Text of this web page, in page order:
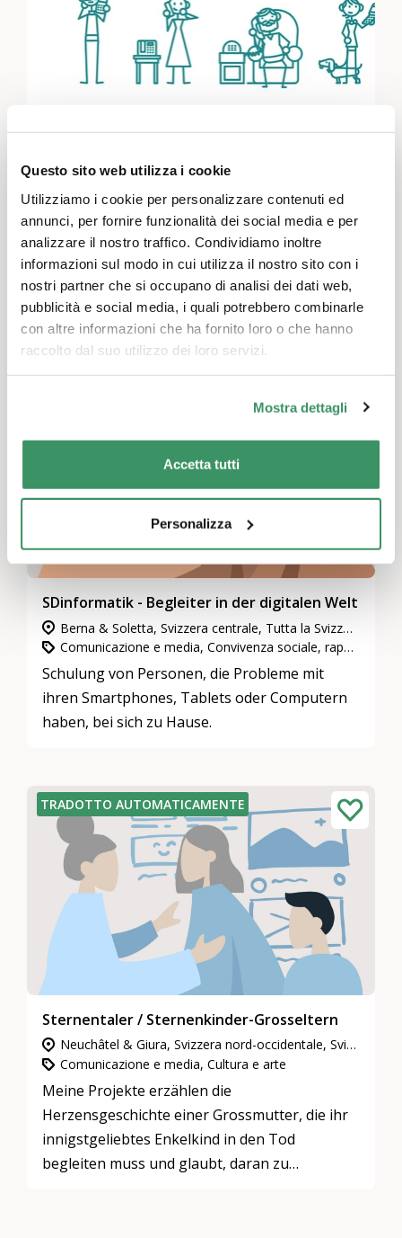
Questo sito web utilizza i cookie
Utilizziamo i cookie per personalizzare contenuti ed
annunci, per fornire funzionalità dei social media e per
analizzare il nostro traffico. Condividiamo inoltre
informazioni sul modo in cui utilizza il nostro sito con i
nostri partner che si occupano di analisi dei dati web,
pubblicità e social media, i quali potrebbero combinarle
con altre informazioni che ha fornito loro o che hanno
raccolto dal suo utilizzo dei loro servizi.
Mostra dettagli
Accetta tutti
Personalizza
Telefonkette
Viele ältere Menschen können ihren normalen
sozialen Kontakten nicht mehr nachgehen.
Helfen Sie mit und organisieren Sie eine
Telefonkette!
SDinformatik - Begleiter in der digitalen Welt
Berna & Soletta, Svizzera centrale, Tutta la Svizzera, Zurigo, Ginevra, Vallese, Grigioni, Neuchâtel & Giura, Svizzera nord-occidentale, Svizzera orientale, Ticino, Estero, Vaud & Friburgo
Comunicazione e media, Convivenza sociale, rapporti di vicinato e di quartiere, Impegno in attività di utilità pubblica
Schulung von Personen, die Probleme mit
ihren Smartphones, Tablets oder Computern
haben, bei sich zu Hause.
TRADOTTO AUTOMATICAMENTE
Sternentaler / Sternenkinder-Grosseltern
Neuchâtel & Giura, Svizzera nord-occidentale, Svizzera orientale, Ticino, Vaud & Friburgo, Svizzera centrale, Zurigo, Berna & Soletta, Vallese, Grigioni
Comunicazione e media, Cultura e arte
Meine Projekte erzählen die
Herzensgeschichte einer Grossmutter, die ihr
innigstgeliebtes Enkelkind in den Tod
begleiten muss und glaubt, daran zu